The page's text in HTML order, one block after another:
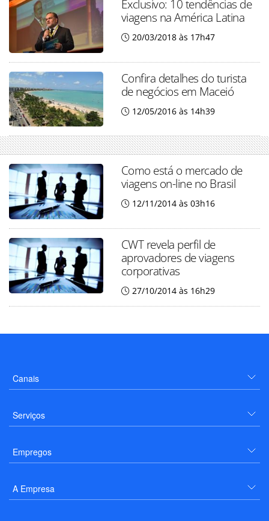
Exclusivo: 10 tendências de
viagens na América Latina
20/03/2018 às 17h47
Confira detalhes do turista
de negócios em Maceió
12/05/2016 às 14h39
Como está o mercado de
viagens on-line no Brasil
12/11/2014 às 03h16
CWT revela perfil de
aprovadores de viagens
corporativas
27/10/2014 às 16h29
Canais
Serviços
Empregos
A Empresa